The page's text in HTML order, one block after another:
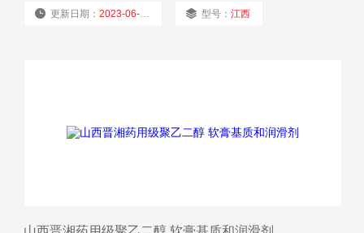
做软胶囊。药辅有资质 2.聚乙二醇600（液）PEG-
更新日期：2023-06-01 型号：江西